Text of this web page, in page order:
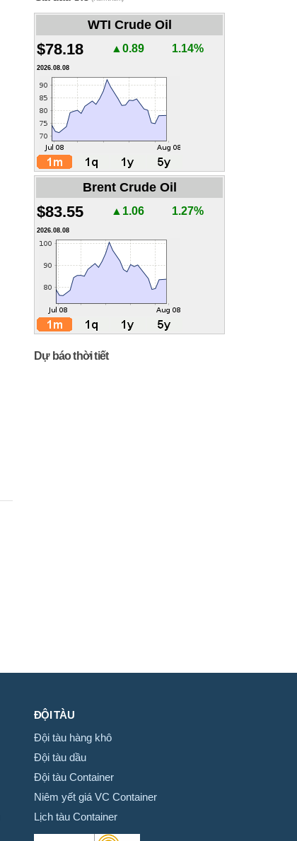
WTI Crude Oil
$78.18 ▲0.89 1.14%
2026.08.08
Brent Crude Oil
$83.55 ▲1.06 1.27%
2026.08.08
Dự báo thời tiết
ĐỘI TÀU
Đội tàu hàng khô
Đội tàu dầu
Đội tàu Container
Niêm yết giá VC Container
Lịch tàu Container